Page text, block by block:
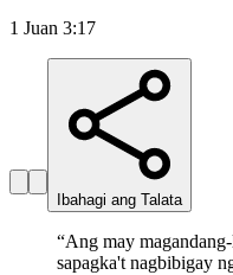
1 Juan 3:17
Ibahagi ang Talata
“Ang may
sapagka't nagbibigay